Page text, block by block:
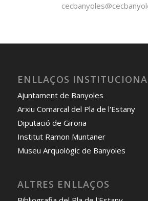
ENLLAÇOS
Ajuntament de Banyoles
Arxiu Comarcal del Pla de l'Estany
Diputació de Girona
Institut Ramon Muntaner
Museu Arquològic de Banyoles
ALTRES ENLLAÇOS